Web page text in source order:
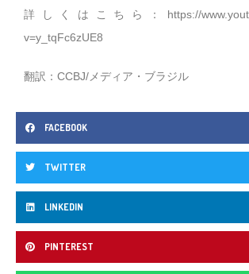
詳しくはこちら： https://
v=y_tqFc6zUE8
翻訳：CCBJ/メディア・ブラジル
FACEBOOK
TWITTER
LINKEDIN
PINTEREST